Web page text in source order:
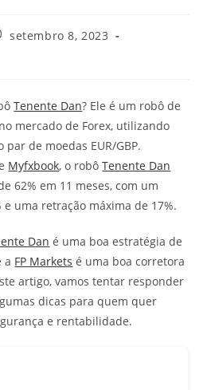
setembro 8, 2023
Tenente Dan? Ele é um robô de
mercado de Forex, utilizando
de moedas EUR/GBP.
Myfxbook, o robôTenente Dan
62% em 11 meses, com um
uma retração máxima de 17%.
Dan é uma boa estratégia de
a FP Markets é uma boa corretora
artigo, vamos tentar responder
dicas para quem quer
e rentabilidade.